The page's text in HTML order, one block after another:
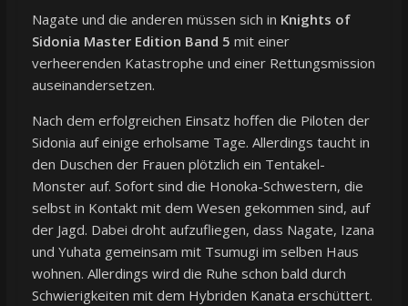
Nagate und die anderen müssen sich in Knights of
Sidonia Master Edition Band 5 mit einer
verheerenden Katastrophe und einer Rettungsmission
auseinandersetzen.
Nach dem erfolgreichen Einsatz hoffen die Piloten der
Sidonia auf einige erholsame Tage. Allerdings taucht in
den Duschen der Frauen plötzlich ein Tentakel-
Monster auf. Sofort sind die Honoka-Schwestern, die
selbst in Kontakt mit dem Wesen gekommen sind, auf
der Jagd. Dabei droht aufzufliegen, dass Nagate, Izana
und Yuhata gemeinsam mit Tsumugi im selben Haus
wohnen. Allerdings wird die Ruhe schon bald durch
Schwierigkeiten mit dem Hybriden Kanata erschüttert.